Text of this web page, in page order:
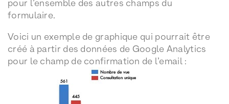
pour l’ensemble des autres champs du
formulaire.
Voici un exemple de graphique qui pourrait être
créé à partir des données de Google Analytics
pour le champ de confirmation de l’email :